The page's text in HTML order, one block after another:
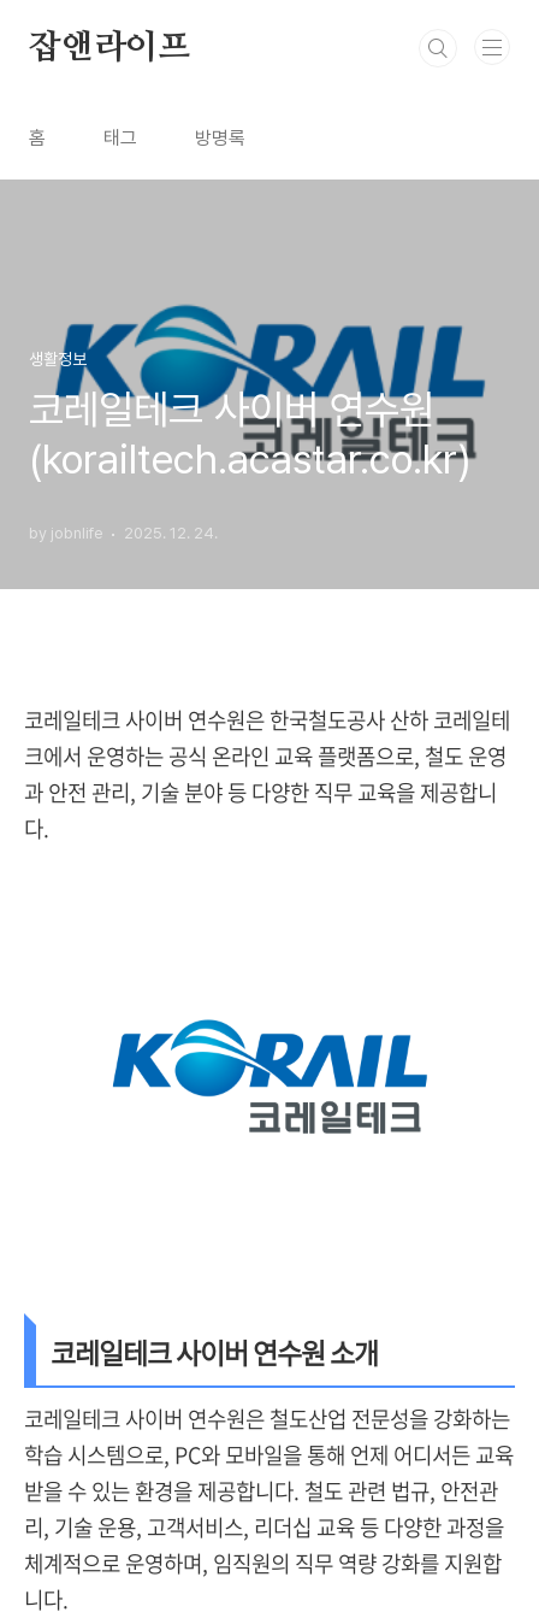
잡앤라이프
홈 태그 방명록
생활정보
코레일테크 사이버 연수원
(korailtech.acastar.co.kr)
by jobnlife 2025. 12. 24.
코레일테크 사이버 연수원은 한국철도공사 산하 코레일테
크에서 운영하는 공식 온라인 교육 플랫폼으로, 철도 운영
과 안전 관리, 기술 분야 등 다양한 직무 교육을 제공합니
다.
코레일테크 사이버 연수원 소개
코레일테크 사이버 연수원은 철도산업 전문성을 강화하는
학습 시스템으로, PC와 모바일을 통해 언제 어디서든 교육
받을 수 있는 환경을 제공합니다. 철도 관련 법규, 안전관
리, 기술 운용, 고객서비스, 리더십 교육 등 다양한 과정을
체계적으로 운영하며, 임직원의 직무 역량 강화를 지원합
니다.